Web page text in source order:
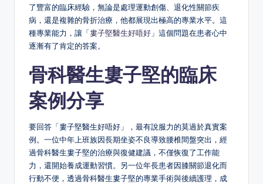
了豐富的臨床經驗，無論是處理運動創傷、退化性關節疾
病，還是複雜的骨折治療，他都展現出極高的專業水平。這
種專業能力，讓「 婁子堅醫生好唔好 」這個問題在患者心中
逐漸有了肯定的答案。
骨科醫生婁子堅的臨床
案例分享
要回答「婁子堅醫生好唔好」，最有說服力的莫過於真實案
例。一位中年上班族因長期坐姿不良導致腰椎間盤突出，經
過骨科醫生婁子堅的治療與復健建議，不僅恢復了工作能
力，還開始養成運動習慣。另一位年長患者因膝關節退化而
行動不便，透過骨科醫生婁子堅的專業手術與後續護理，成